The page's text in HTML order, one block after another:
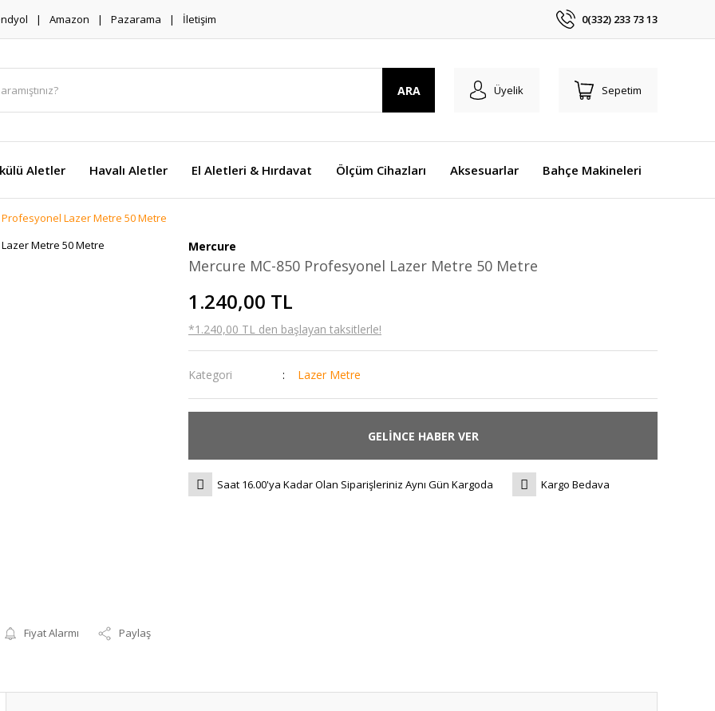
Amazon Pazarama İletişim 0(332) 233 73 13
ARA Üyelik Sepetim
Aletler Havalı Aletler El Aletleri & Hırdavat Ölçüm Cihazları Aksesuarlar Bahçe Makineleri
Profesyonel Lazer Metre 50 Metre
Fiyat Alarmı Paylaş
Mercure
Mercure MC-850 Profesyonel Lazer Metre 50 Metre
1.240,00 TL
*1.240,00 TL den başlayan taksitlerle!
Kategori Lazer Metre
GELİNCE HABER VER
Saat 16.00'ya Kadar Olan Siparişleriniz Aynı Gün Kargoda Kargo Bedava